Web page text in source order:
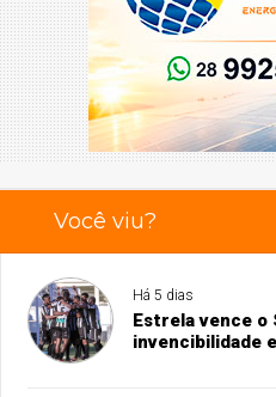
Você viu?
Há 5 dias
Estrela vence o
invencibilidade